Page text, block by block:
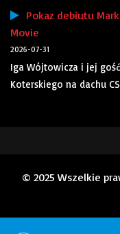
Pokaz debiutu
Movie
2026-07-31
Iga Wójtowicza i jej
Koterskiego na dachu
© 2025 Wszelkie